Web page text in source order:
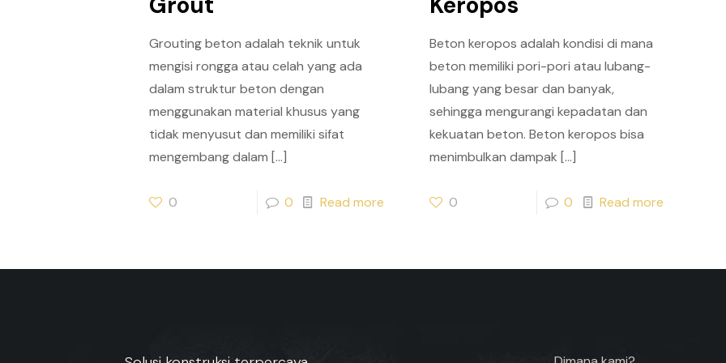
Grouting beton adalah teknik untuk
mengisi rongga atau celah yang ada
dalam struktur beton dengan
menggunakan material khusus yang
tidak menyusut dan memiliki sifat
mengembang dalam […]
0 0 Read more
Beton keropos adalah kondisi di mana
beton memiliki pori-pori atau lubang-
lubang yang besar dan banyak,
sehingga mengurangi kepadatan dan
kekuatan beton. Beton keropos bisa
menimbulkan dampak […]
0 0 Read more